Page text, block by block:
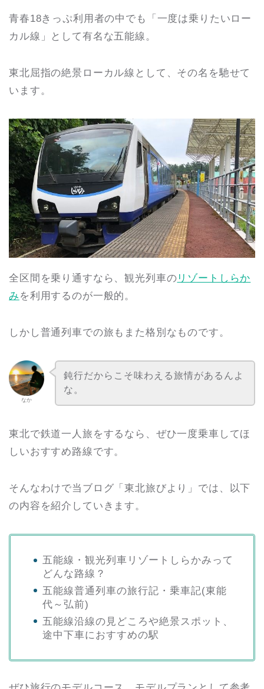
青春18きっぷ利用者の中でも「一度は乗りたいロー
カル線」として有名な五能線。
東北屈指の絶景ローカル線として、その名を馳せて
います。
全区間を乗り通すなら、観光列車の リゾートしらか
み を利用するのが一般的。
しかし普通列車での旅もまた格別なものです。
なか
鈍行だからこそ味わえる旅情があるんよ
な。
東北で鉄道一人旅をするなら、ぜひ一度乗車してほ
しいおすすめ路線です。
そんなわけで当ブログ「東北旅びより」では、以下
の内容を紹介していきます。
五能線・観光列車リゾートしらかみって
どんな路線？
五能線普通列車の旅行記・乗車記(東能
代～弘前)
五能線沿線の見どころや絶景スポット、
途中下車におすすめの駅